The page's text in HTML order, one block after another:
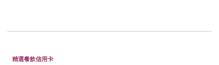
精選餐飲信用卡